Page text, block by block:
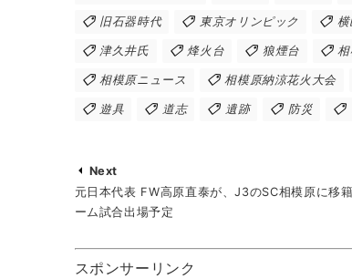
旧石器時代 東京オリンピック 横
津久井氏 烽火台 狼煙台
相模原ニュース 相模原納涼花火大会
遊具 道志 遺跡 防災
Next
元日本代表 FW高原直泰が、J3のSC相模原に
ーム試合出場予定
スポンサーリンク